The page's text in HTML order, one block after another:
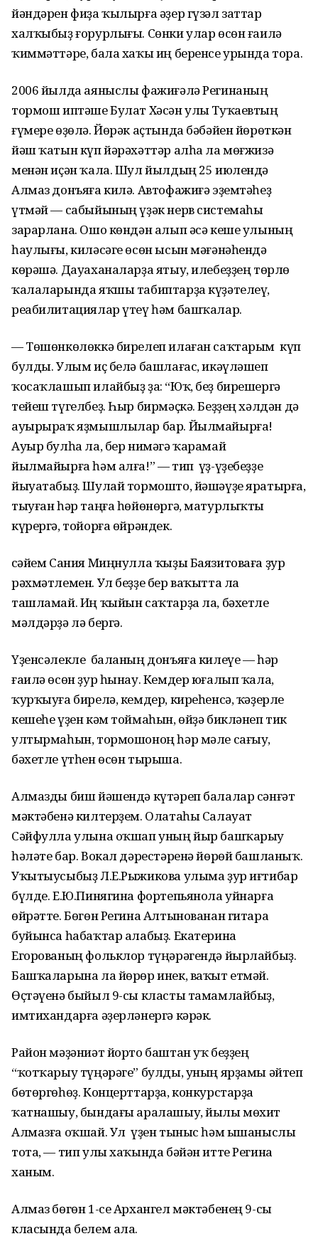
йәндәрен фиҙа ҡылырға әҙер гүзәл заттар
халҡыбыҙ ғорурлығы. Сөнки улар өсөн ғаилә
ҡиммәттәре, бала хаҡы иң беренсе урында тора.
2006 йылда аяныслы фажиғәлә Регинаның
тормош иптәше Булат Хәсән улы Туҡаевтың
ғүмере өҙөлә. Йөрәк аҫтында бәбәйен йөрөткән
йәш ҡатын күп йәрәхәттәр алһа ла мөғжизә
менән иҫән ҡала. Шул йылдың 25 июлендә
Алмаз донъяға килә. Автофажиғә эҙемтәһеҙ
үтмәй — сабыйының үҙәк нерв системаһы
зарарлана. Ошо көндән алып әсә кеше улының
һаулығы, киләсәге өсөн ысын мәғәнәһендә
көрәшә. Дауаханаларҙа ятыу, илебеҙҙең төрлө
ҡалаларында яҡшы табиптарҙа күҙәтелеү,
реабилитациялар үтеү һәм башҡалар.
— Төшөнкөлөккә бирелеп илаған саҡтарым күп
булды. Улым иҫ белә башлағас, икәүләшеп
ҡосаҡлашып илайбыҙ ҙа: “Юҡ, беҙ бирешергә
тейеш түгелбеҙ. Һыр бирмәҫкә. Беҙҙең хәлдән дә
ауырыраҡ яҙмышлылар бар. Йылмайырға!
Ауыр булһа ла, бер нимәгә ҡарамай
йылмайырға һәм алға!” — тип үҙ-үҙебеҙҙе
йыуатабыҙ. Шулай тормошто, йәшәүҙе яратырға,
тыуған һәр таңға һөйөнөргә, матурлыҡты
күрергә, тойорға өйрәндек.
Әсәйем Сания Миңнулла ҡыҙы Баязитоваға ҙур
рәхмәтлемен. Ул беҙҙе бер ваҡытта ла
ташламай. Иң ҡыйын саҡтарҙа ла, бәхетле
мәлдәрҙә лә бергә.
Үҙенсәлекле баланың донъяға килеүе — һәр
ғаилә өсөн ҙур һынау. Кемдер юғалып ҡала,
ҡурҡыуға бирелә, кемдер, киреһенсә, ҡәҙерле
кешеһе үҙен кәм тоймаһын, өйҙә бикләнеп тик
ултырмаһын, тормошоноң һәр мәле сағыу,
бәхетле үтһен өсөн тырыша.
Алмазды биш йәшендә күтәреп балалар сәнғәт
мәктәбенә килтерҙем. Олатаһы Салауат
Сәйфулла улына оҡшап уның йыр башҡарыу
һәләте бар. Вокал дәрестәренә йөрөй башланыҡ.
Уҡытыусыбыҙ Л.Е.Рыжикова улыма ҙур иғтибар
бүлде. Е.Ю.Пинягина фортепьянола уйнарға
өйрәтте. Бөгөн Регина Алтынованан гитара
буйынса һабаҡтар алабыҙ. Екатерина
Егорованың фольклор түңәрәгендә йырлайбыҙ.
Башҡаларына ла йөрөр инек, ваҡыт етмәй.
Өҫтәүенә быйыл 9-сы класты тамамлайбыҙ,
имтихандарға әҙерләнергә кәрәк.
Район мәҙәниәт йорто баштан уҡ беҙҙең
“ҡотҡарыу түңәрәге” булды, уның ярҙамы әйтеп
бөтөргөһөҙ. Концерттарҙа, конкурстарҙа
ҡатнашыу, бындағы аралашыу, йылы мөхит
Алмазға оҡшай. Ул үҙен тыныс һәм ышаныслы
тота, — тип улы хаҡында бәйән итте Регина
ханым.
Алмаз бөгөн 1-се Архангел мәктәбенең 9-сы
класында белем ала.